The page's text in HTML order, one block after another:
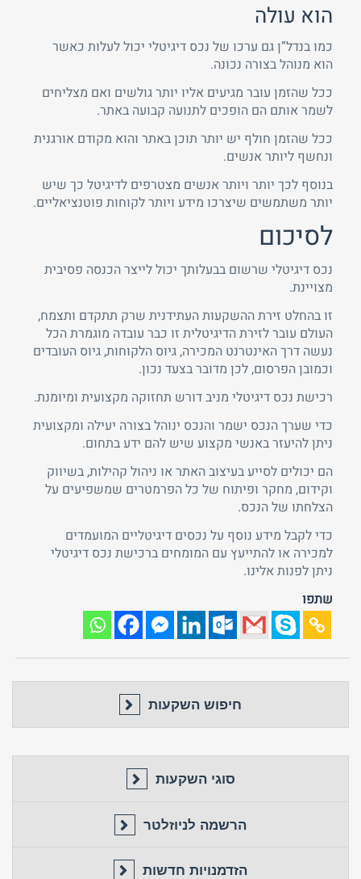
הוא עולה
כמו בנדל”ן גם ערכו של נכס דיגיטלי יכול לעלות כאשר
הוא מנוהל בצורה נכונה.
ככל שהזמן עובר מגיעים אליו יותר גולשים ואם מצליחים
לשמר אותם הם הופכים לתנועה קבועה באתר.
ככל שהזמן חולף יש יותר תוכן באתר והוא מקודם אורגנית
ונחשף ליותר אנשים.
בנוסף לכך יותר ויותר אנשים מצטרפים לדיגיטל כך שיש
יותר משתמשים שיצרכו מידע ויותר לקוחות פוטנציאליים.
לסיכום
נכס דיגיטלי שרשום בבעלותך יכול לייצר הכנסה פסיבית
מצויינת.
זו בהחלט זירת ההשקעות העתידנית שרק תתקדם ותצמח,
העולם עובר לזירת הדיגיטלית זו כבר עובדה מוגמרת הכל
נעשה דרך האינטרנט המכירה, גיוס הלקוחות, גיוס העובדים
וכמובן הפרסום, לכן מדובר בצעד נכון.
רכישת נכס דיגיטלי מניב דורש תחזוקה מקצועית ומיומנת.
כדי שערך הנכס ישמר והנכס ינוהל בצורה יעילה ומקצועית
ניתן להיעזר באנשי מקצוע שיש להם ידע בתחום.
הם יכולים לסייע בעיצוב האתר או ניהול קהילות, בשיווק
וקידום, מחקר ופיתוח של כל הפרמטרים שמשפיעים על
הצלחתו של הנכס.
כדי לקבל מידע נוסף על נכסים דיגיטליים המועמדים
למכירה או להתייעץ עם המומחים ברכישת נכס דיגיטלי
ניתן לפנות אלינו.
שתפו
חיפוש השקעות
סוגי השקעות
הרשמה לניוזלטר
הזדמנויות חדשות